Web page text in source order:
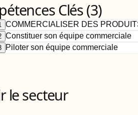
Clés (3)
COMMERCIALISER DES
Constituer son équipe commerciale
Piloter son équipe commerciale
le secteur